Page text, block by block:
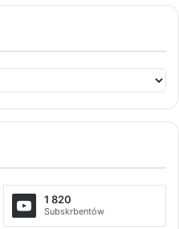
1 820
Subskrbentów